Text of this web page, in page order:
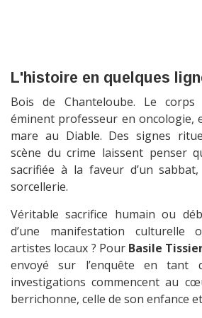
L'histoire en quelques
Bois de Chanteloube. Le corps
éminent professeur en oncologie,
mare au Diable. Des signes
scène du crime laissent penser
sacrifiée à la faveur d’un
sorcellerie.
Véritable sacrifice humain ou
d’une manifestation culturelle
artistes locaux ? Pour Basile
envoyé sur l’enquête en tant
investigations commencent au
berrichonne, celle de son enfance